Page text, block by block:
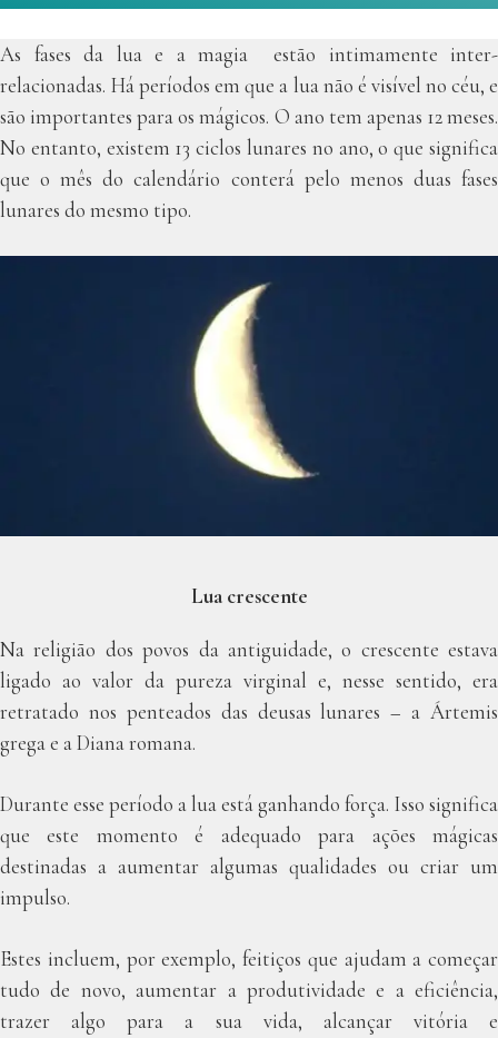
As fases da lua e a magia estão intimamente inter-
relacionadas. Há períodos em que a lua não é visível no céu, e
são importantes para os mágicos. O ano tem apenas 12 meses.
No entanto, existem 13 ciclos lunares no ano, o que significa
que o mês do calendário conterá pelo menos duas fases
lunares do mesmo tipo.
Lua crescente
Na religião dos povos da antiguidade, o crescente estava
ligado ao valor da pureza virginal e, nesse sentido, era
retratado nos penteados das deusas lunares – a Ártemis
grega e a Diana romana.
Durante esse período a lua está ganhando força. Isso significa
que este momento é adequado para ações mágicas
destinadas a aumentar algumas qualidades ou criar um
impulso.
Estes incluem, por exemplo, feitiços que ajudam a começar
tudo de novo, aumentar a produtividade e a eficiência,
trazer algo para a sua vida, alcançar vitória e